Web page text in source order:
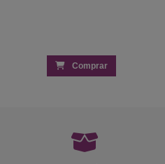
Comprar